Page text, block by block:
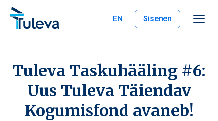
Liigu edasi sisu juurde
EN
Sisenen
Tuleva Taskuhääling #6:
Uus Tuleva Täiendav
Kogumisfond avaneb!